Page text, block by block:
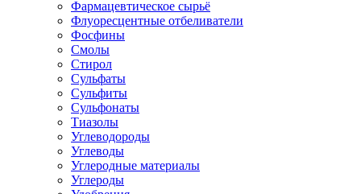
Фармацевтическое сырьё
Флуоресцентные отбеливатели
Фосфины
Смолы
Стирол
Сульфаты
Сульфиты
Сульфонаты
Тиазолы
Углеводороды
Углеводы
Углеродные материалы
Углероды